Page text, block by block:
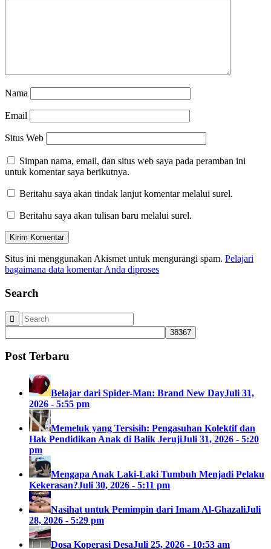
Nama
Email
Situs Web
Simpan nama, email, dan situs web saya pada peramban ini
untuk komentar saya berikutnya.
Beritahu saya akan tindak lanjut komentar melalui surel.
Beritahu saya akan tulisan baru melalui surel.
Situs ini menggunakan Akismet untuk mengurangi spam. Pelajari
bagaimana data komentar Anda diproses
Search
Post Terbaru
Belajar dari Spider-Man: Brand New DayJuli 31,
2026 - 5:55 pm
Memeluk yang Tersisih: Pengasuhan Kolektif dan
Hak Pendidikan Anak di Balik JerujiJuli 31, 2026 - 5:20
pm
Mengapa Anak Laki-Laki Tumbuh Menjadi Pelaku
Kekerasan?Juli 30, 2026 - 5:11 pm
Nasihat untuk Pemimpin dari Imam Al-GhazaliJuli
28, 2026 - 5:29 pm
Dosa Koperasi DesaJuli 25, 2026 - 10:53 am